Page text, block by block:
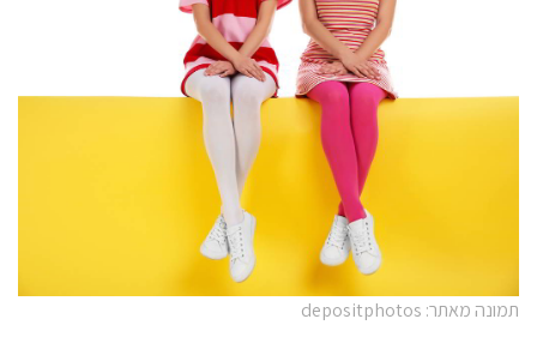
תמונה מאתר: depositphotos